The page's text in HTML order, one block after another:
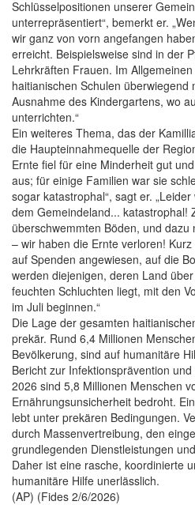
Schlüsselpositionen unserer
unterrepräsentiert“, bemerkt er.
wir ganz von vorn angefangen
erreicht. Beispielsweise sind in der
Lehrkräften Frauen. Im
haitianischen Schulen überwiegend
Ausnahme des Kindergartens, wo
unterrichten.“
Ein weiteres Thema, das der
die Haupteinnahmequelle der
Ernte fiel für eine Minderheit gut
aus; für einige Familien war sie
sogar katastrophal“, sagt er.
dem Gemeindeland... katastrophal!
überschwemmten Böden, und
– wir haben die Ernte verloren!
auf Spenden angewiesen, auf die
werden diejenigen, deren Land
feuchten Schluchten liegt, mit den
im Juli beginnen.“
Die Lage der gesamten
prekär. Rund 6,4 Millionen
Bevölkerung, sind auf humanitäre
Bericht zur Infektionsprävention
2026 sind 5,8 Millionen Menschen
Ernährungsunsicherheit bedroht.
lebt unter prekären Bedingungen.
durch Massenvertreibung, den
grundlegenden Dienstleistungen
Daher ist eine rasche, koordinierte
humanitäre Hilfe unerlässlich.
(AP) (Fides 2/6/2026)